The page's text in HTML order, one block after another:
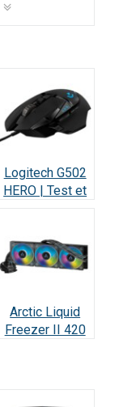
Logitech G502
HERO | Test et
Gamers
Arctic Liquid
Freezer II 420